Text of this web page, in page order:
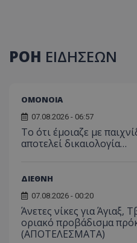
ΡΟΗ ΕΙΔΗΣΕΩΝ
ΟΜΟΝΟΙΑ
07.08.2026 - 06:57
Το ότι έμοιαζε με
αποτελεί δικαιολογία…
ΔΙΕΘΝΗ
07.08.2026 - 00:20
Άνετες νίκες για Άγιαξ,
οριακό προβάδισμα
(ΑΠΟΤΕΛΕΣΜΑΤΑ)